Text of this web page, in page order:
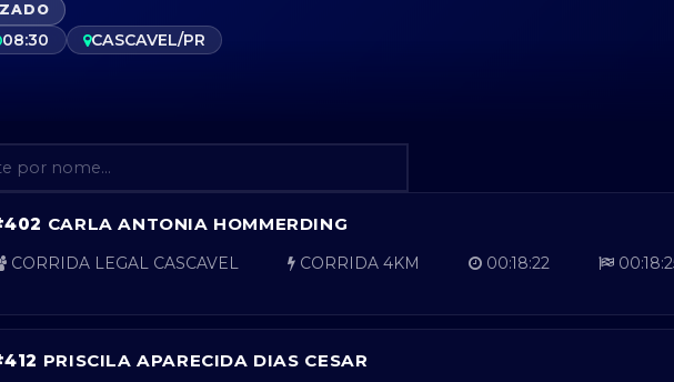
08:30 CASCAVEL/PR
CARLA ANTONIA HOMMERDING
CORRIDA LEGAL CASCAVEL CORRIDA 4KM 00:18:22
PRISCILA APARECIDA DIAS CESAR